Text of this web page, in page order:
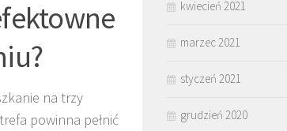
na trzy
powinna pełnić
kwiecień 2021
marzec 2021
styczeń 2021
grudzień 2020